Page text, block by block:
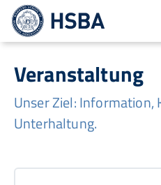
Veranstaltung
Unser Ziel:
Unterhaltung.